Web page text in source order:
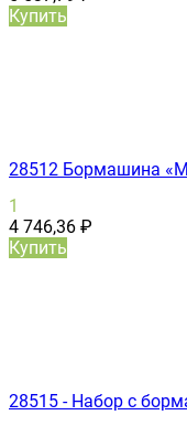
Купить
28512 Бормашина
1
4 746,36 ₽
Купить
28515 - Набор с